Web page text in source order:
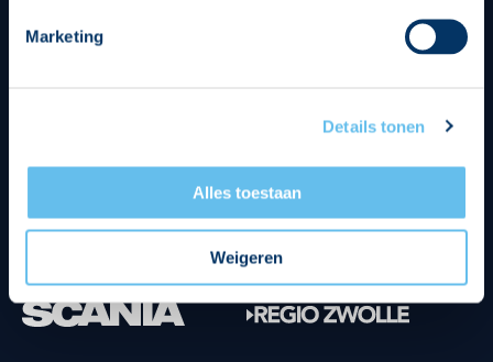
Marketing
Details tonen
Alles toestaan
Weigeren